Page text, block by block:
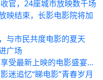
官，24座城市放映数千场
映结束，长影电影院将加
与市民共度电影的夏天
广场
受最新上映的电影盛宴…
迷追忆“睇电影”青春岁月